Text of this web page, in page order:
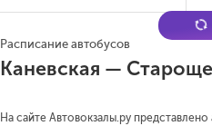
Расписание автобусов
Каневская —
На сайте Автовокзалы.ру